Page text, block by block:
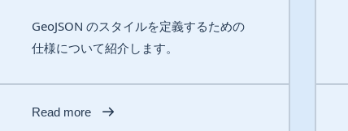
GeoJSON のスタイルを定義するための
仕様について紹介します。
Read more